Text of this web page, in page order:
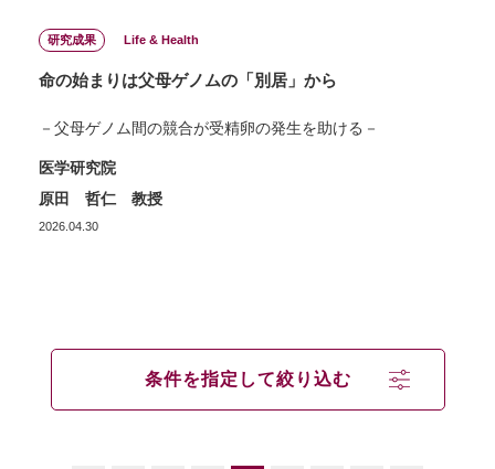
研究成果 Life & Health
命の始まりは父母ゲノムの「別居」から
－父母ゲノム間の競合が受精卵の発生を助ける－
医学研究院
原田 哲仁 教授
2026.04.30
条件を指定して絞り込む